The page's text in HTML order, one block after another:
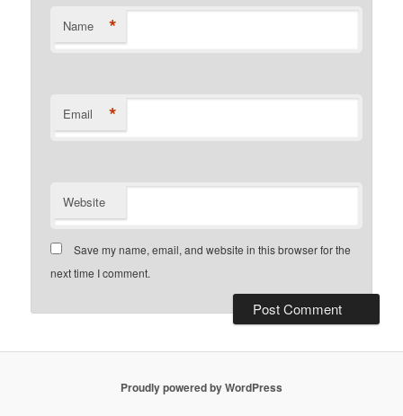
Name *
Email *
Website
Save my name, email, and website in this browser for the
next time I comment.
Proudly powered by WordPress